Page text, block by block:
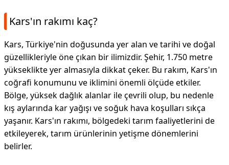
Kars'ın rakımı kaç?
Kars, Türkiye'nin doğusunda yer alan ve tarihi ve doğal
güzellikleriyle öne çıkan bir ilimizdir. Şehir, 1.750 metre
yükseklikte yer almasıyla dikkat çeker. Bu rakım, Kars'ın
coğrafi konumunu ve iklimini önemli ölçüde etkiler.
Bölge, yüksek dağlık alanlar ile çevrili olup, bu nedenle
kış aylarında kar yağışı ve soğuk hava koşulları sıkça
yaşanır. Kars'ın rakımı, bölgedeki tarım faaliyetlerini de
etkileyerek, tarım ürünlerinin yetişme dönemlerini
belirler.